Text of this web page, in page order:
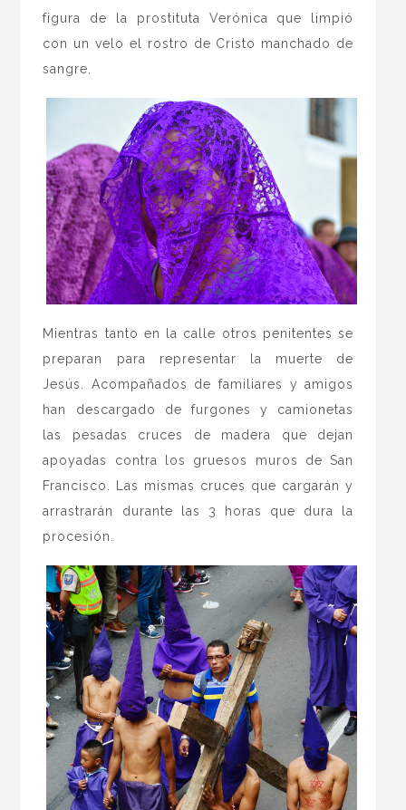
figura de la prostituta Verónica que limpió
con un velo el rostro de Cristo manchado de
sangre.
Mientras tanto en la calle otros penitentes se
preparan para representar la muerte de
Jesús. Acompañados de familiares y amigos
han descargado de furgones y camionetas
las pesadas cruces de madera que dejan
apoyadas contra los gruesos muros de San
Francisco. Las mismas cruces que cargarán y
arrastrarán durante las 3 horas que dura la
procesión.